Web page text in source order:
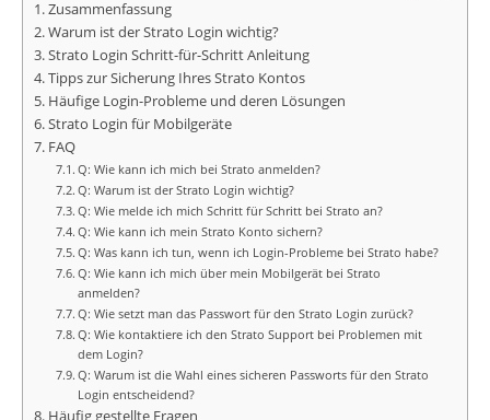
Zusammenfassung
Warum ist der Strato Login wichtig?
Strato Login Schritt-für-Schritt Anleitung
Tipps zur Sicherung Ihres Strato Kontos
Häufige Login-Probleme und deren Lösungen
Strato Login für Mobilgeräte
FAQ
Q: Wie kann ich mich bei Strato anmelden?
Q: Warum ist der Strato Login wichtig?
Q: Wie melde ich mich Schritt für Schritt bei Strato an?
Q: Wie kann ich mein Strato Konto sichern?
Q: Was kann ich tun, wenn ich Login-Probleme bei Strato habe?
Q: Wie kann ich mich über mein Mobilgerät bei Strato
anmelden?
Q: Wie setzt man das Passwort für den Strato Login zurück?
Q: Wie kontaktiere ich den Strato Support bei Problemen mit
dem Login?
Q: Warum ist die Wahl eines sicheren Passworts für den Strato
Login entscheidend?
Häufig gestellte Fragen